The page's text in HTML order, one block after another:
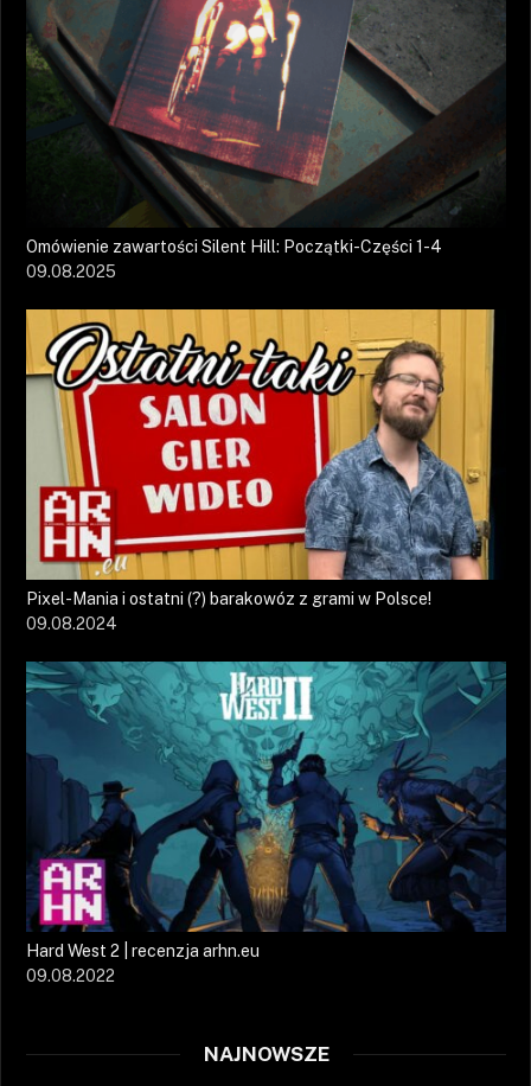
Omówienie zawartości Silent Hill: Początki-Części 1-4
09.08.2025
Pixel-Mania i ostatni (?) barakowóz z grami w Polsce!
09.08.2024
Hard West 2 | recenzja arhn.eu
09.08.2022
NAJNOWSZE